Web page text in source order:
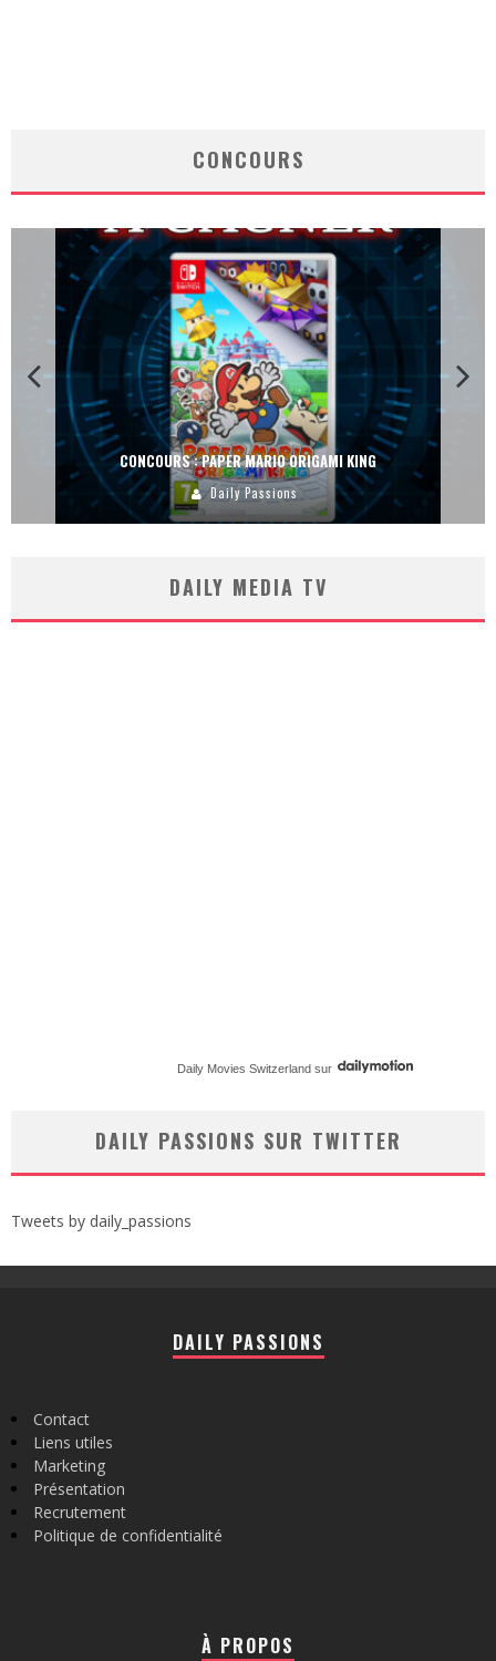
CONCOURS
CONCOURS : PAPER MARIO ORIGAMI KING
Daily Passions
DAILY MEDIA TV
Daily Movies Switzerland sur
DAILY PASSIONS SUR TWITTER
Tweets by daily_passions
DAILY PASSIONS
Contact
Liens utiles
Marketing
Présentation
Recrutement
Politique de confidentialité
À PROPOS